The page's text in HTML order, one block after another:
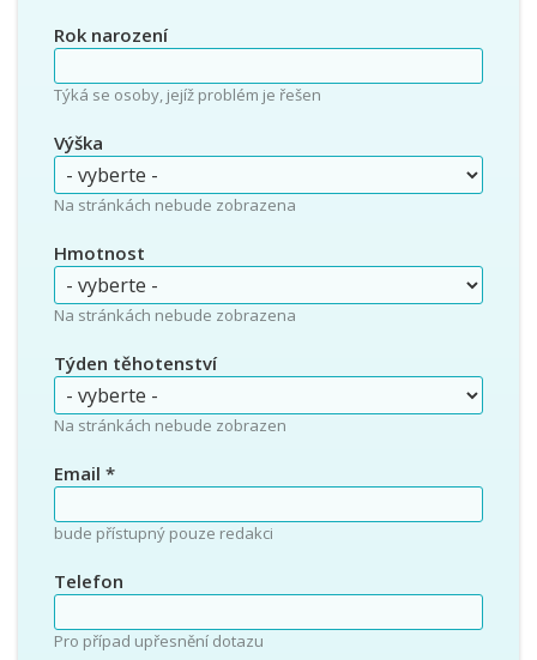
Rok narození
Týká se osoby, jejíž problém je řešen
Výška
Na stránkách nebude zobrazena
Hmotnost
Na stránkách nebude zobrazena
Týden těhotenství
Na stránkách nebude zobrazen
Email *
bude přístupný pouze redakci
Telefon
Pro případ upřesnění dotazu